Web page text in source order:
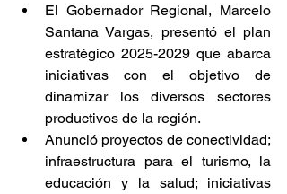
El Gobernador Regional, Marcelo
Santana Vargas, presentó el plan
estratégico 2025-2029 que abarca
iniciativas con el objetivo de
dinamizar los diversos sectores
productivos de la región.
Anunció proyectos de conectividad;
infraestructura para el turismo, la
educación y la salud; iniciativas